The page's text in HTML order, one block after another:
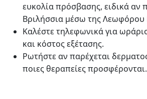
ευκολία πρόσβασης, ειδικά αν
Βριλήσσια μέσω της Λεωφόρου
Καλέστε τηλεφωνικά για
και κόστος εξέτασης.
Ρωτήστε αν παρέχεται
ποιες θεραπείες προσφέρονται.